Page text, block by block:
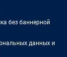
без баннерной
данных и